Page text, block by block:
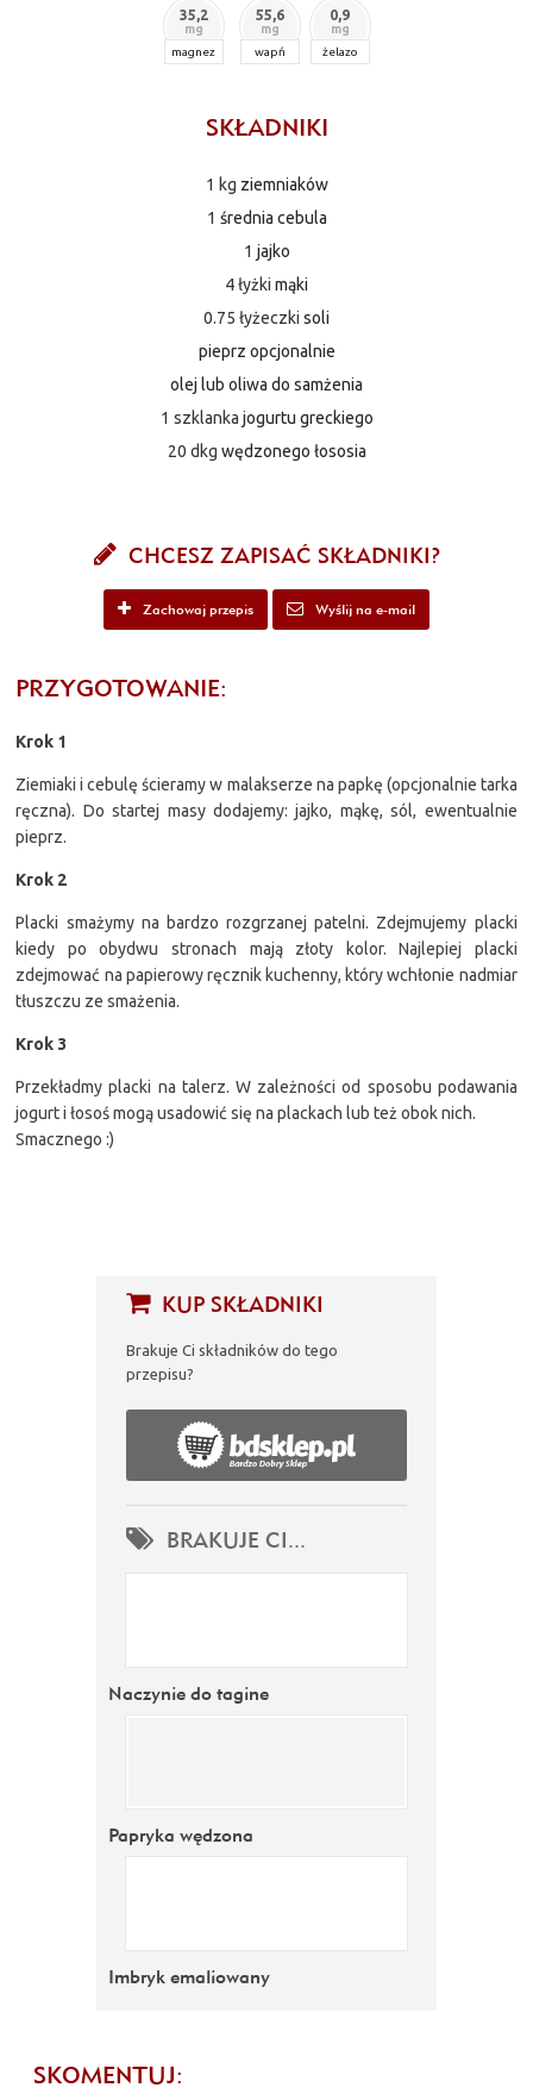
35,2
mg
magnez
55,6
mg
wapń
0,9
mg
żelazo
SKŁADNIKI
1 kg ziemniaków
1 średnia cebula
1 jajko
4 łyżki mąki
0.75 łyżeczki soli
pieprz opcjonalnie
olej lub oliwa do samżenia
1 szklanka jogurtu greckiego
20 dkg wędzonego łososia
KUP SKŁADNIKI
Brakuje Ci składników do tego
przepisu?
BRAKUJE CI...
Naczynie do tagine
Papryka wędzona
Imbryk emaliowany
CHCESZ ZAPISAĆ SKŁADNIKI?
Zachowaj przepis Wyślij na e-mail
PRZYGOTOWANIE:
Krok 1
Ziemiaki i cebulę ścieramy w malakserze na papkę (opcjonalnie tarka
ręczna). Do startej masy dodajemy: jajko, mąkę, sól, ewentualnie
pieprz.
Krok 2
Placki smażymy na bardzo rozgrzanej patelni. Zdejmujemy placki
kiedy po obydwu stronach mają złoty kolor. Najlepiej placki
zdejmować na papierowy ręcznik kuchenny, który wchłonie nadmiar
tłuszczu ze smażenia.
Krok 3
Przekładmy placki na talerz. W zależności od sposobu podawania
jogurt i łosoś mogą usadowić się na plackach lub też obok nich.
Smacznego :)
SKOMENTUJ: